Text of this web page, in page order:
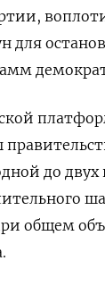
для
до двух
общем